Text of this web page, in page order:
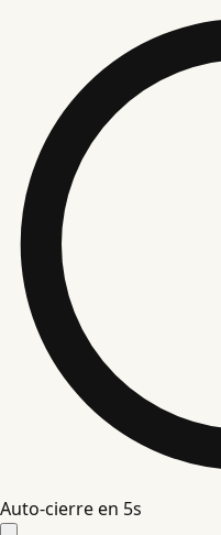
Auto-cierre en 4s